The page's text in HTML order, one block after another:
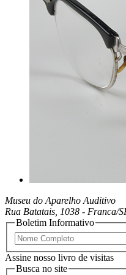
Museu do Aparelho Auditivo
Rua Batatais, 1038 - Franca/
Boletim Informativo
Assine nosso livro de visitas
Busca no site